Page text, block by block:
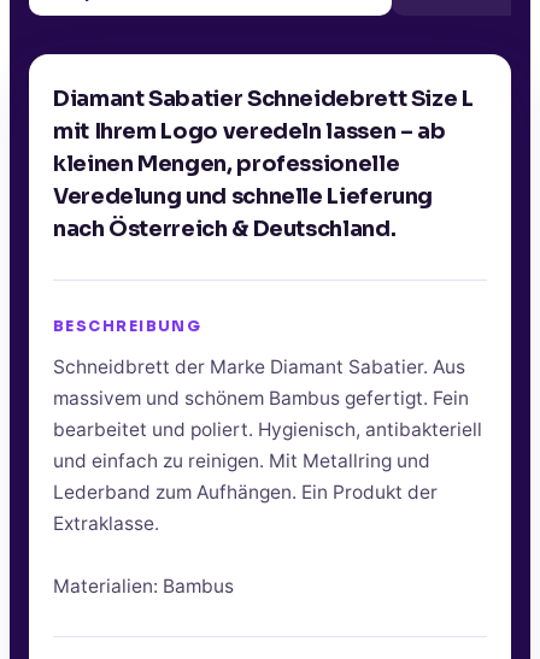
Diamant Sabatier Schneidebrett Size L
mit Ihrem Logo veredeln lassen – ab
kleinen Mengen, professionelle
Veredelung und schnelle Lieferung
nach Österreich & Deutschland.
BESCHREIBUNG
Schneidbrett der Marke Diamant Sabatier. Aus
massivem und schönem Bambus gefertigt. Fein
bearbeitet und poliert. Hygienisch, antibakteriell
und einfach zu reinigen. Mit Metallring und
Lederband zum Aufhängen. Ein Produkt der
Extraklasse.
Materialien: Bambus